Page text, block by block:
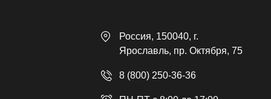
Россия, 150040, г.
Ярославль, пр. Октября, 75
8 (800) 250-36-36